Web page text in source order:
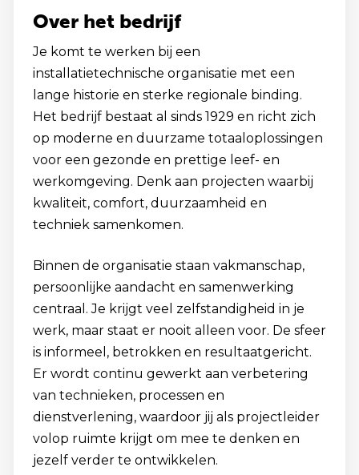
Over het bedrijf
Je komt te werken bij een
installatietechnische organisatie met een
lange historie en sterke regionale binding.
Het bedrijf bestaat al sinds 1929 en richt zich
op moderne en duurzame totaaloplossingen
voor een gezonde en prettige leef- en
werkomgeving. Denk aan projecten waarbij
kwaliteit, comfort, duurzaamheid en
techniek samenkomen.
Binnen de organisatie staan vakmanschap,
persoonlijke aandacht en samenwerking
centraal. Je krijgt veel zelfstandigheid in je
werk, maar staat er nooit alleen voor. De sfeer
is informeel, betrokken en resultaatgericht.
Er wordt continu gewerkt aan verbetering
van technieken, processen en
dienstverlening, waardoor jij als projectleider
volop ruimte krijgt om mee te denken en
jezelf verder te ontwikkelen.